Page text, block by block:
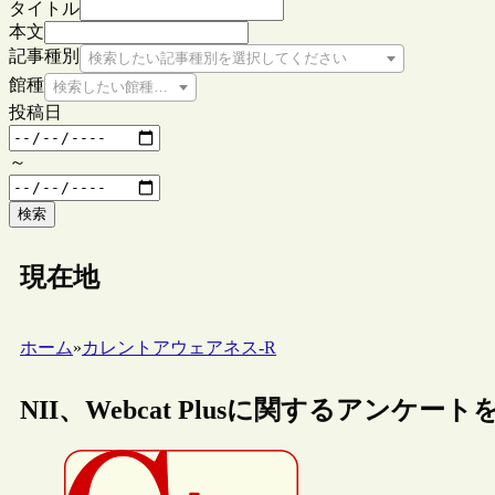
タイトル
本文
記事種別
検索したい記事種別を選択してください
館種 検索したい館種を選択してください
投稿日
～
検索
現在地
ホーム»カレントアウェアネス-R
NII、Webcat Plusに関するアンケート